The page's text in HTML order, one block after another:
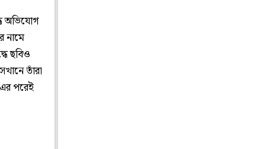
অভিযোগ
নামে
ছবিও
তাঁরা
পরেই